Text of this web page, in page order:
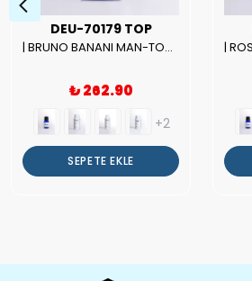
DEU-70179 TOP
| BRUNO BANANI MAN-TOP Kalite Erkek Parfüm Esansı.|
₺ 262.90
+2
SEPETE EKLE